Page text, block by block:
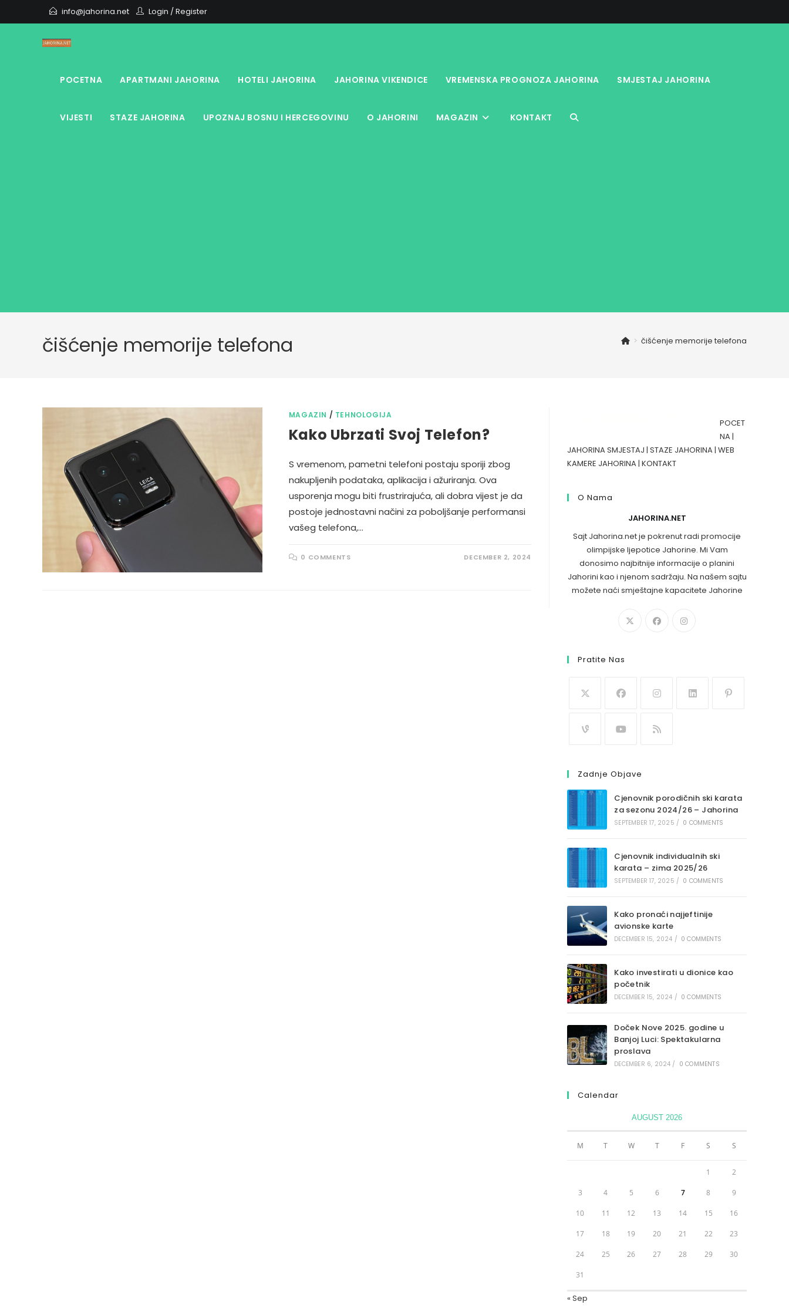
to
info@jahorina.net Login /Register
POCETNA APARTMANI JAHORINA HOTELI JAHORINA JAHORINA VIKENDICE VREMENSKA PROGNOZA JAHORINA SMJESTAJ JAHORINA
VIJESTI STAZE JAHORINA UPOZNAJ BOSNU I HERCEGOVINU O JAHORINI MAGAZIN KONTAKT TOGGLE
čišćenje memorije telefona > čišćenje memorije telefona
MAGAZIN / TEHNOLOGIJA
Kako Ubrzati Svoj Telefon?
S vremenom, pametni telefoni postaju sporiji zbog
nakupljenih podataka, aplikacija i ažuriranja. Ova
usporenja mogu biti frustrirajuća, ali dobra vijest je da
postoje jednostavni načini za poboljšanje performansi
vašeg telefona,…
0 COMMENTS DECEMBER 2, 2024
POCET
NA|
JAHORINA SMJESTAJ | STAZE JAHORINA| WEB
KAMERE JAHORINA| KONTAKT
O Nama
JAHORINA.NET
Sajt Jahorina.net je pokrenut radi promocije
olimpijske ljepotice Jahorine. Mi Vam
donosimo najbitnije informacije o planini
Jahorini kao i njenom sadržaju. Na našem sajtu
možete naći smještajne kapacitete Jahorine
Pratite Nas
Zadnje Objave
Cjenovnik porodičnih ski karata
za sezonu 2024/26 – Jahorina
SEPTEMBER 17, 2025 / 0 COMMENTS
Cjenovnik individualnih ski
karata – zima 2025/26
SEPTEMBER 17, 2025 / 0 COMMENTS
Kako pronaći najjeftinije
avionske karte
DECEMBER 15, 2024 / 0 COMMENTS
Kako investirati u dionice kao
početnik
DECEMBER 15, 2024 / 0 COMMENTS
Doček Nove 2025. godine u
Banjoj Luci: Spektakularna
proslava
DECEMBER 6, 2024 / 0 COMMENTS
Calendar
AUGUST 2026
M T W T F S S
1 2
3 4 5 6 7 8 9
10 11 12 13 14 15 16
17 18 19 20 21 22 23
24 25 26 27 28 29 30
31
« Sep